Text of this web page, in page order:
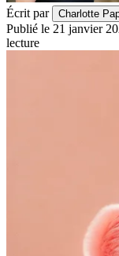
Écrit par Charlotte
Publié le 21 janvier
lecture